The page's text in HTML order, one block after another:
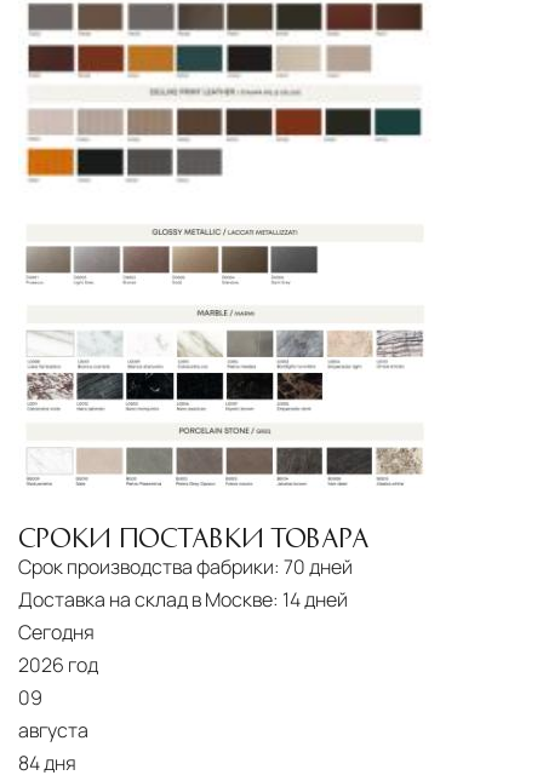
Страхование грузаВсе международные
поставки застрахованы в соответствии с
международными стандартами. Клиенты могут
выбрать дополнительное страхование для
критичных партий товара.
СРОКИ ПОСТАВКИ ТОВАРА
Срок производства фабрики: 70 дней
Доставка на склад в Москве: 14 дней
Сегодня
2026 год
09
августа
84 дня